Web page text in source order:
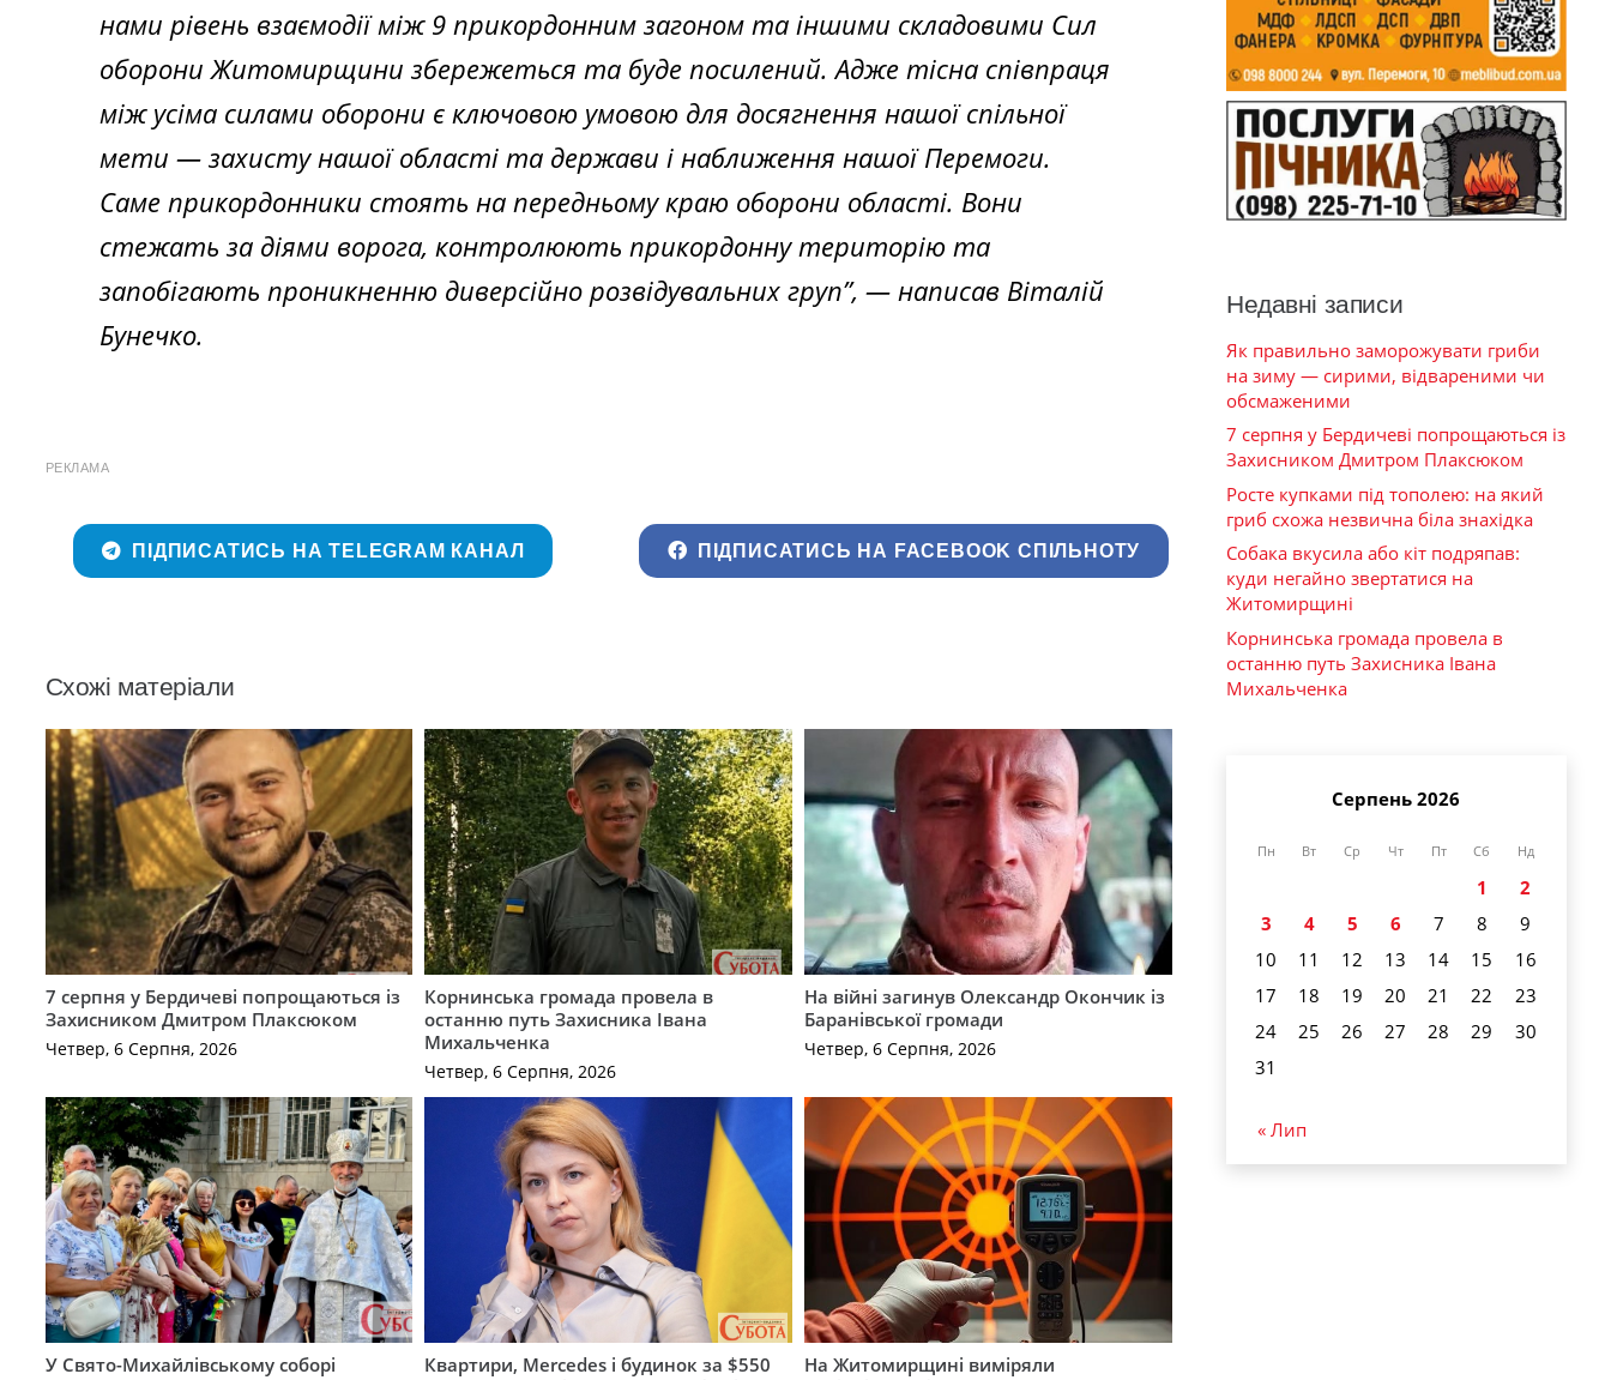
нами рівень взаємодії між 9 прикордонним загоном та іншими складовими Сил
оборони Житомирщини збережеться та буде посилений. Адже тісна співпраця
між усіма силами оборони є ключовою умовою для досягнення нашої спільної
мети — захисту нашої області та держави і наближення нашої Перемоги.
Саме прикордонники стоять на передньому краю оборони області. Вони
стежать за діями ворога, контролюють прикордонну територію та
запобігають проникненню диверсійно розвідувальних груп”, — написав Віталій
Бунечко.
РЕКЛАМА
ПІДПИСАТИСЬ НА TELEGRAM КАНАЛ ПІДПИСАТИСЬ НА FACEBOOK СПІЛЬНОТУ
Схожі матеріали
7 серпня у Бердичеві попрощаються із
Захисником Дмитром Плаксюком
Четвер, 6 Серпня, 2026
Корнинська громада провела в
останню путь Захисника Івана
Михальченка
Четвер, 6 Серпня, 2026
На війні загинув Олександр Окончик із
Баранівської громади
Четвер, 6 Серпня, 2026
У Свято-Михайлівському соборі
Квартири, Mercedes і будинок за $550
На Житомирщині виміряли
Недавні записи
Як правильно заморожувати гриби
на зиму — сирими, відвареними чи
обсмаженими
7 серпня у Бердичеві попрощаються із
Захисником Дмитром Плаксюком
Росте купками під тополею: на який
гриб схожа незвична біла знахідка
Собака вкусила або кіт подряпав:
куди негайно звертатися на
Житомирщині
Корнинська громада провела в
останню путь Захисника Івана
Михальченка
Серпень 2026
Пн Вт Ср Чт Пт Сб Нд
1
2
3
4 5 6 7 8
9
10
11 12 13 14 15
16
17
18 19 20 21 22
23
24
25 26 27 28 29
30
31
« Лип